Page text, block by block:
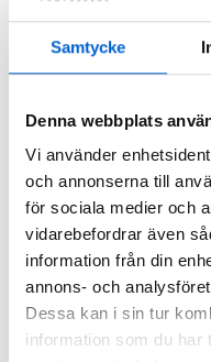
Samtycke
Denna webbplats
Vi använder
och annonserna till
för sociala medier och
vidarebefordrar även
information från din
annons- och
Dessa kan i sin tur
information som du har
Kuusiokoloavain 6
Hinta